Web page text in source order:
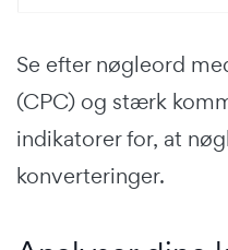
Se efter nøgleord
(CPC) og stærk
indikatorer for, at
konverteringer.